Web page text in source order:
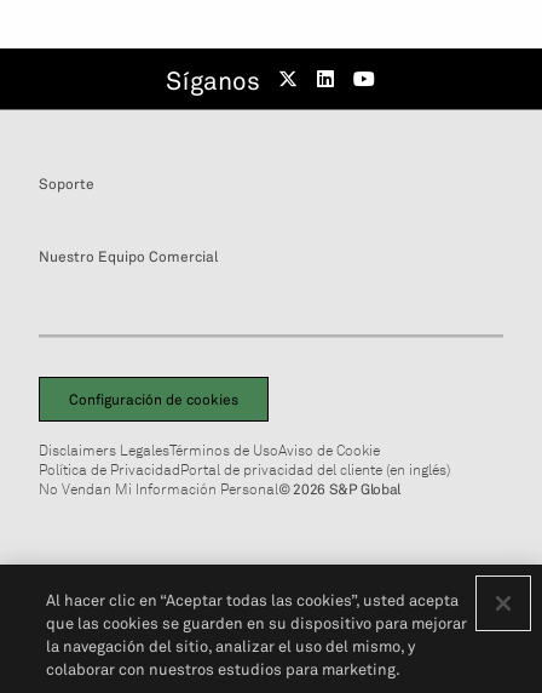
Síganos
Soporte
Nuestro Equipo Comercial
Configuración de cookies
Disclaimers LegalesTérminos de UsoAviso de Cookie
Política de PrivacidadPortal de privacidad del cliente (en inglés)
No Vendan Mi Información Personal© 2026 S&P Global
Al hacer clic en “Aceptar todas las cookies”, usted acepta
que las cookies se guarden en su dispositivo para mejorar
la navegación del sitio, analizar el uso del mismo, y
colaborar con nuestros estudios para marketing.